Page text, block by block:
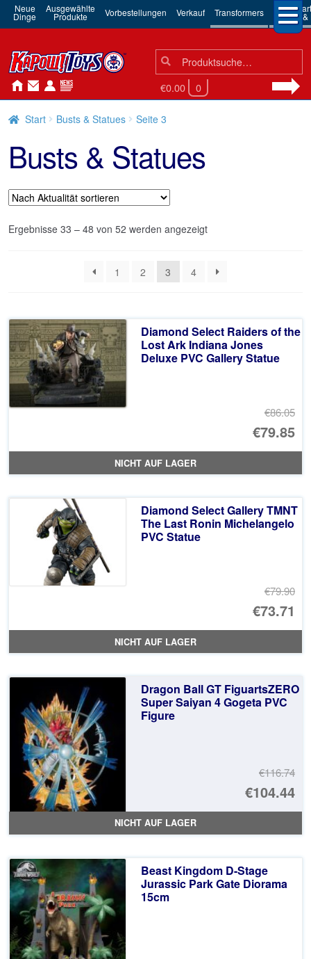
Neue
Dinge
Ausgewählte
Produkte Vorbestellungen Verkauf Transformers 3rd
Robots
Suchen
nach:
Suche
€0.00 0
Start Busts & Statues Seite 3
Busts & Statues
Ergebnisse 33 – 48 von 52 werden angezeigtNach
1
2 3 4
Diamond Select Raiders of the
Lost Ark Indiana Jones
Deluxe PVC Gallery Statue
€86.05
€79.85
NICHT AUF LAGER
Diamond Select Gallery TMNT
The Last Ronin Michelangelo
PVC Statue
€79.90
€73.71
NICHT AUF LAGER
Dragon Ball GT FiguartsZERO
Super Saiyan 4 Gogeta PVC
Figure
€116.74
€104.44
NICHT AUF LAGER
Beast Kingdom D-Stage
Jurassic Park Gate Diorama
15cm